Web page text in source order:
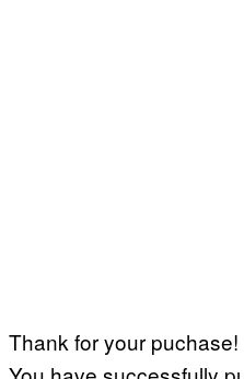
Thank for your puchase!